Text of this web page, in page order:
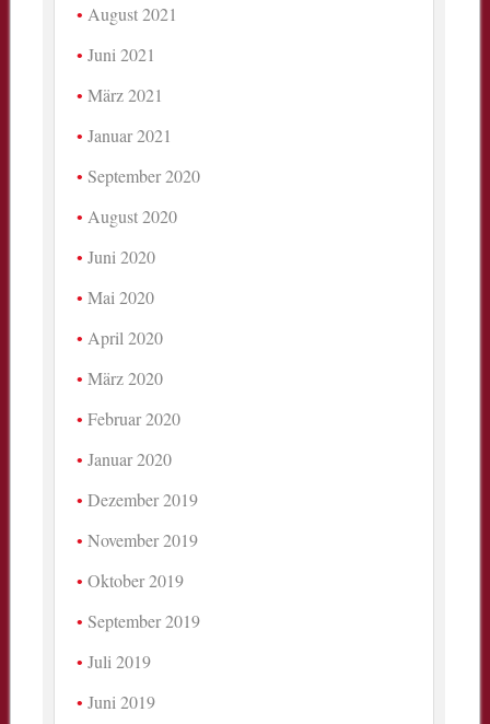
August 2021
Juni 2021
März 2021
Januar 2021
September 2020
August 2020
Juni 2020
Mai 2020
April 2020
März 2020
Februar 2020
Januar 2020
Dezember 2019
November 2019
Oktober 2019
September 2019
Juli 2019
Juni 2019